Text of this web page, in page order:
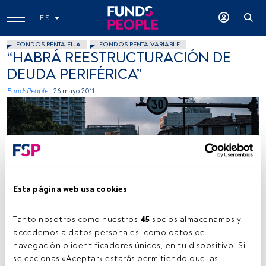
Esta página web usa cookies
Tanto nosotros como nuestros 45 socios almacenamos y
accedemos a datos personales, como datos de
navegación o identificadores únicos, en tu dispositivo. Si
seleccionas «Aceptar» estarás permitiendo que las
ES
FONDOS RENTA FIJA FONDOS RENTA VARIABLE
“HABRÁ REESTRUCTURACIÓN DE
DEUDA PERIFÉRICA”
FundsPeople . 26 mayo 2011
Tiempo lectura: 5 min.